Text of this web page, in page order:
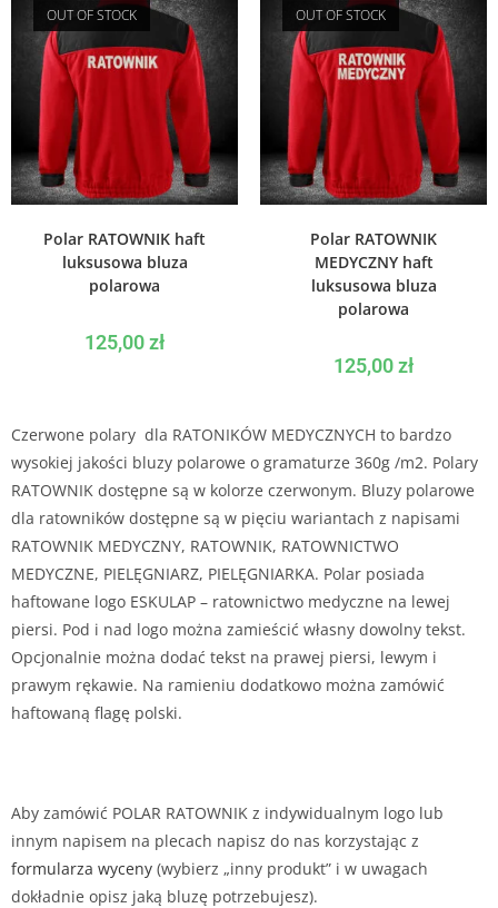
OUT OF STOCK
Polar RATOWNIK haft
luksusowa bluza
polarowa
125,00zł
OUT OF STOCK
Polar RATOWNIK
MEDYCZNY haft
luksusowa bluza
polarowa
125,00zł
Czerwone polary dla RATONIKÓW MEDYCZNYCH to bardzo
wysokiej jakości bluzy polarowe o gramaturze 360g /m2. Polary
RATOWNIK dostępne są w kolorze czerwonym. Bluzy polarowe
dla ratowników dostępne są w pięciu wariantach z napisami
RATOWNIK MEDYCZNY, RATOWNIK, RATOWNICTWO
MEDYCZNE, PIELĘGNIARZ, PIELĘGNIARKA. Polar posiada
haftowane logo ESKULAP – ratownictwo medyczne na lewej
piersi. Pod i nad logo można zamieścić własny dowolny tekst.
Opcjonalnie można dodać tekst na prawej piersi, lewym i
prawym rękawie. Na ramieniu dodatkowo można zamówić
haftowaną flagę polski.
Aby zamówić POLAR RATOWNIK z indywidualnym logo lub
innym napisem na plecach napisz do nas korzystając z
formularza wyceny (wybierz „inny produkt” i w uwagach
dokładnie opisz jaką bluzę potrzebujesz).